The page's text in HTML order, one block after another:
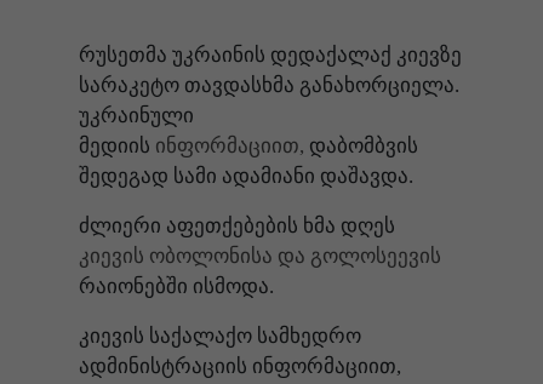
რუსეთმა უკრაინის დედაქალაქ კიევზე
სარაკეტო თავდასხმა განახორციელა.
უკრაინული
მედიის ინფორმაციით, დაბომბვის
შედეგად სამი ადამიანი დაშავდა.
ძლიერი აფეთქებების ხმა დღეს
კიევის ობოლონისა და გოლოსეევის
რაიონებში ისმოდა.
კიევის საქალაქო სამხედრო
ადმინისტრაციის ინფორმაციით,